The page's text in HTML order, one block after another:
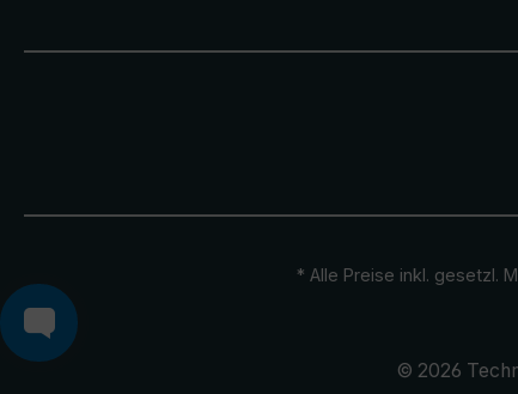
* Alle Preise inkl. gesetzl.
© 2026